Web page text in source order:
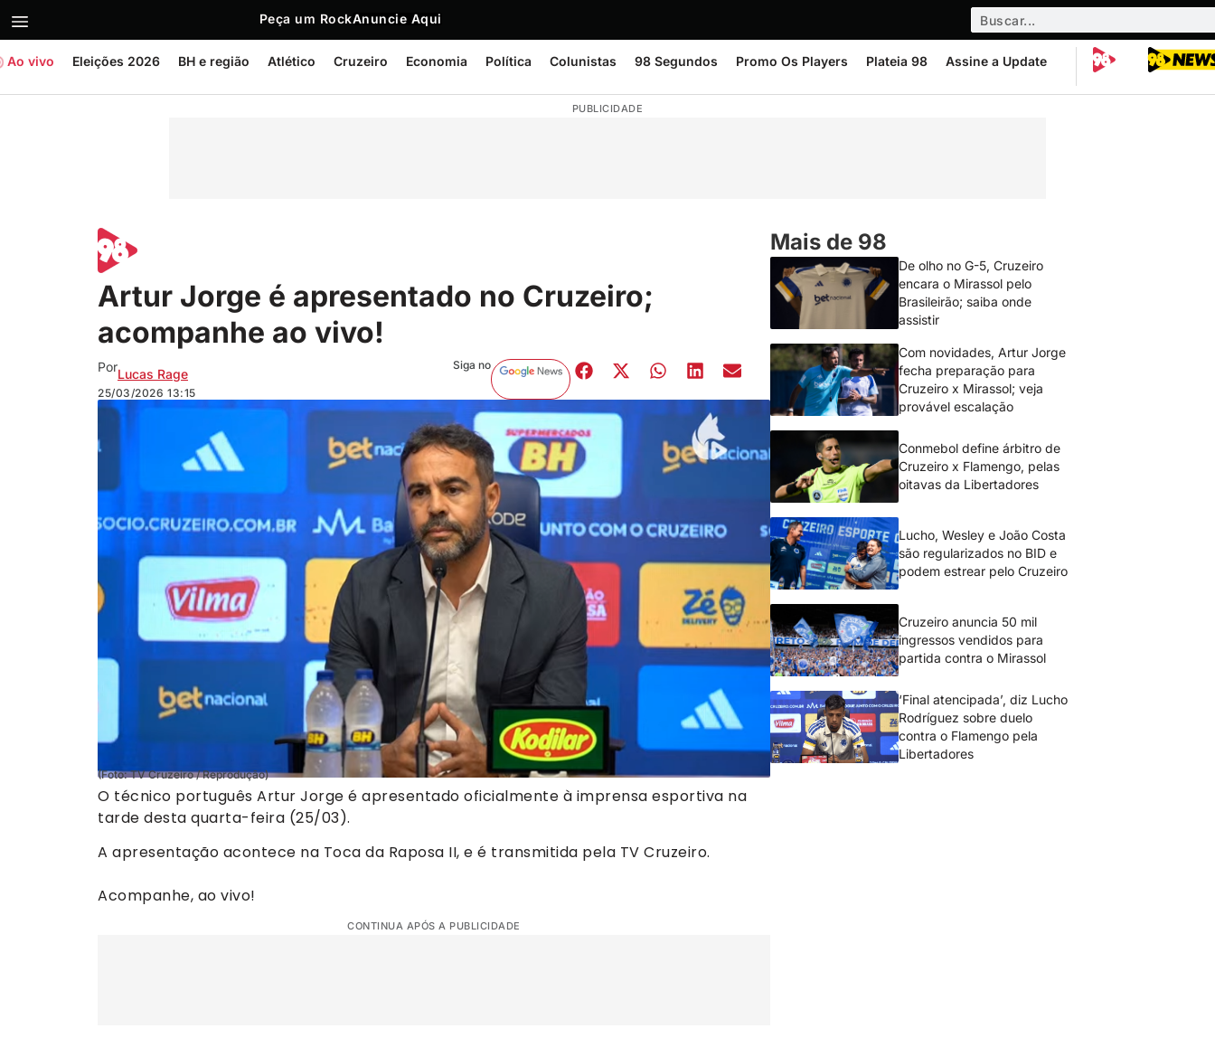
Peça um RockAnuncie Aqui
Ao vivo Eleições 2026 BH e região Atlético Cruzeiro Economia Política Colunistas 98 Segundos Promo Os Players Plateia 98 Assine a Update
PUBLICIDADE
Artur Jorge é apresentado no Cruzeiro;
acompanhe ao vivo!
PorLucas Rage
25/03/2026 13:15
Siga no
(Foto: TV Cruzeiro / Reprodução)
O técnico português Artur Jorge é apresentado oficialmente à imprensa esportiva na
tarde desta quarta-feira (25/03).
A apresentação acontece na Toca da Raposa II, e é transmitida pela TV Cruzeiro.
Acompanhe, ao vivo!
CONTINUA APÓS A PUBLICIDADE
Mais de 98
De olho no G-5, Cruzeiro
encara o Mirassol pelo
Brasileirão; saiba onde
assistir
Com novidades, Artur Jorge
fecha preparação para
Cruzeiro x Mirassol; veja
provável escalação
Conmebol define árbitro de
Cruzeiro x Flamengo, pelas
oitavas da Libertadores
Lucho, Wesley e João Costa
são regularizados no BID e
podem estrear pelo Cruzeiro
Cruzeiro anuncia 50 mil
ingressos vendidos para
partida contra o Mirassol
‘Final atencipada’, diz Lucho
Rodríguez sobre duelo
contra o Flamengo pela
Libertadores